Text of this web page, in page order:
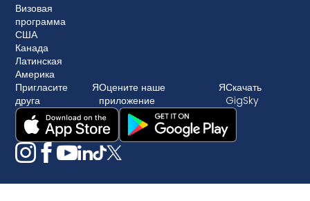
Визовая
программа
США
Канада
Латинская
Америка
Пригласите
друга
ЯОцените наше
приложение
ЯСкачать
GigSky